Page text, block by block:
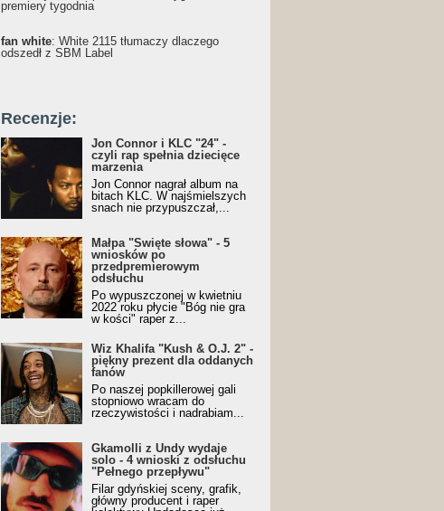
premiery tygodnia
fan white: White 2115 tłumaczy dlaczego
odszedł z SBM Label
Recenzje:
Jon Connor i KLC "24" -
czyli rap spełnia dziecięce
marzenia
Jon Connor nagrał album na
bitach KLC. W najśmielszych
snach nie przypuszczał,...
Małpa "Święte słowa" - 5
wniosków po
przedpremierowym
odsłuchu
Po wypuszczonej w kwietniu
2022 roku płycie "Bóg nie gra
w kości" raper z...
Wiz Khalifa "Kush & O.J. 2" -
piękny prezent dla oddanych
fanów
Po naszej popkillerowej gali
stopniowo wracam do
rzeczywistości i nadrabiam...
Gkamolli z Undy wydaje
solo - 4 wnioski z odsłuchu
"Pełnego przepływu"
Filar gdyńskiej sceny, grafik,
główny producent i raper